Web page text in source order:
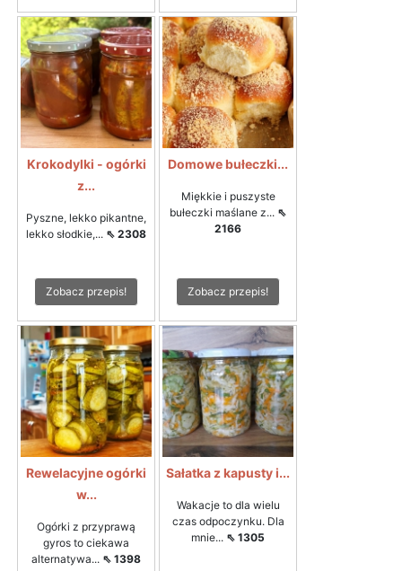
Krokodylki - ogórki
z...
Pyszne, lekko pikantne,
lekko słodkie,... ⇖ 2308
Zobacz przepis!
Domowe bułeczki...
Miękkie i puszyste
bułeczki maślane z... ⇖
2166
Zobacz przepis!
Rewelacyjne ogórki
w...
Ogórki z przyprawą
gyros to ciekawa
alternatywa... ⇖ 1398
Sałatka z kapusty i...
Wakacje to dla wielu
czas odpoczynku. Dla
mnie... ⇖ 1305